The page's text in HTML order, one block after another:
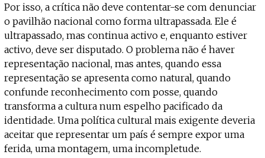
Por isso, a crítica não deve contentar-se com denunciar
o pavilhão nacional como forma ultrapassada. Ele é
ultrapassado, mas continua activo e, enquanto estiver
activo, deve ser disputado. O problema não é haver
representação nacional, mas antes, quando essa
representação se apresenta como natural, quando
confunde reconhecimento com posse, quando
transforma a cultura num espelho pacificado da
identidade. Uma política cultural mais exigente deveria
aceitar que representar um país é sempre expor uma
ferida, uma montagem, uma incompletude.